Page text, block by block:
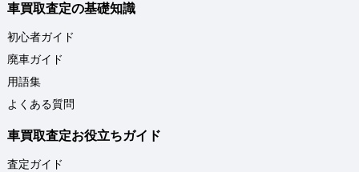
車買取査定の基礎知識
初心者ガイド
廃車ガイド
用語集
よくある質問
車買取査定お役立ちガイド
査定ガイド